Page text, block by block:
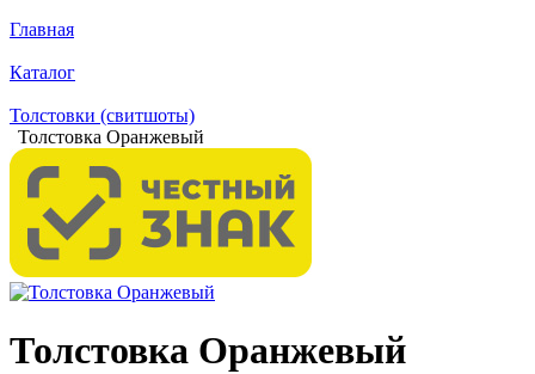
Главная
Каталог
Толстовки (свитшоты)
Толстовка Оранжевый
Толстовка Оранжевый